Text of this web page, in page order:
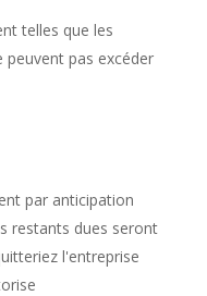
telles que les
pas excéder
par anticipation
restants dues seront
l'entreprise